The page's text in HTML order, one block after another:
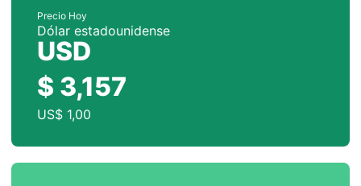
Precio Hoy
Dólar estadounidense
USD
$ 3,157
US$ 1,00